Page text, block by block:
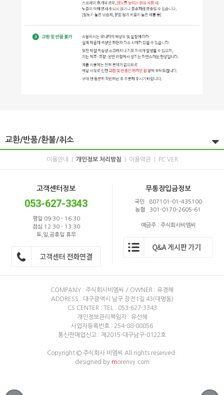
교환/반품/환불/취소
이용안내 개인정보 처리방침 이용약관 PC VER
고객센터정보
053-627-3343
평일 09:30 - 16:30
점심 12:30 - 13:30
토,일,공휴일 휴무
무통장입금정보
국민 807101-01-435100
농협 301-0170-2605-61
예금주 : 주식회사비엠씨
COMPANY : 주식회사비엠씨 / OWNER : 유경혜
ADDRESS : 대구광역시 남구 장전1길 43(대명동)
CS CENTER : TEL : 053-627-3343
개인정보관리책임자 : 유선혜
사업자등록번호 : 254-88-00056
통신판매업신고 : 제2015-대구남구-0122호
Copyright © 주식회사 비엠씨 All rights reserved.
designed by morenvy.com